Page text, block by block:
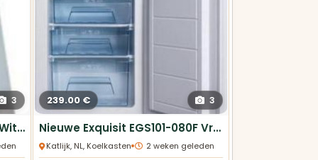
3
Faber Glory Pro Logic 60cm Witte Wandschouwkap
239.00 € 3
Nieuwe Exquisit EGS101-080F Vriezer 80L - In Doos
Katlijk, NL, Koelkasten• 2 weken geleden